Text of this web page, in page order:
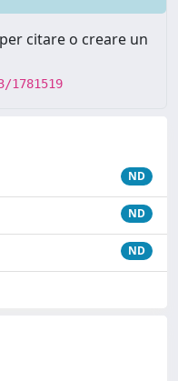
citare o creare un
ND
ND
ND